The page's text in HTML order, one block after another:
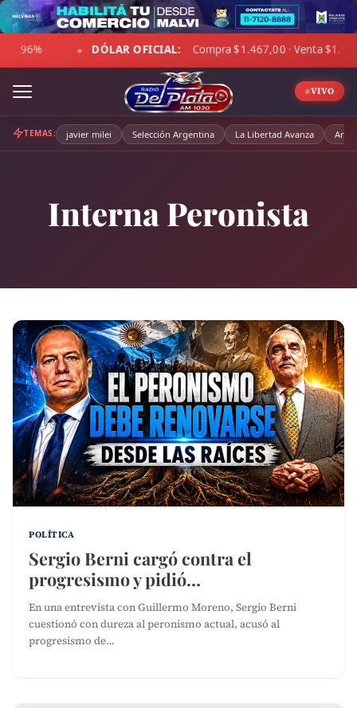
Skip
to
content
OFICIAL: Compra $1.467,00 · Venta $1.518,00 ◆ ☁ LA
VIVO
TEMAS: javier milei Selección Argentina La Libertad Avanza
Interna Peronista
POLÍTICA
Sergio Berni cargó contra el
progresismo y pidió…
En una entrevista con Guillermo Moreno, Sergio Berni
cuestionó con dureza al peronismo actual, acusó al
progresismo de…